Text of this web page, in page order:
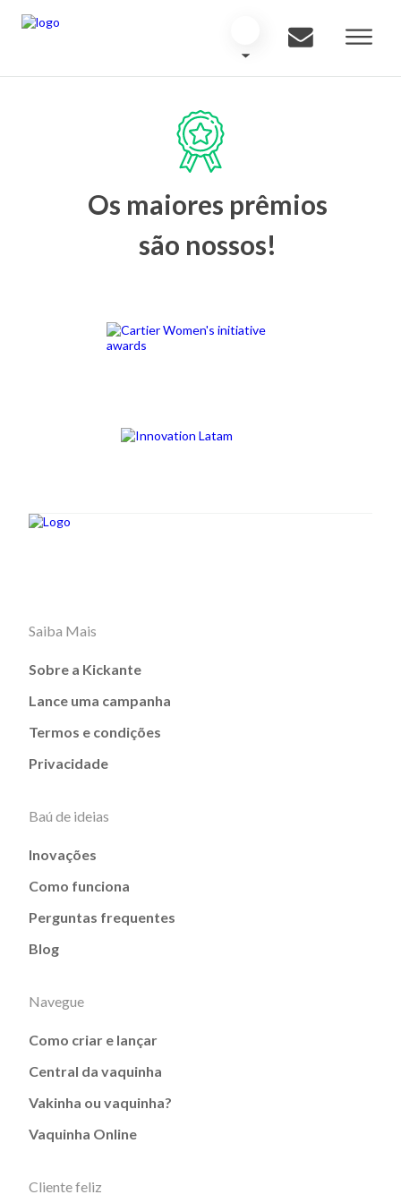
Os maiores prêmios
são nossos!
Saiba Mais
Sobre a Kickante
Lance uma campanha
Termos e condições
Privacidade
Baú de ideias
Inovações
Como funciona
Perguntas frequentes
Blog
Navegue
Como criar e lançar
Central da vaquinha
Vakinha ou vaquinha?
Vaquinha Online
Cliente feliz